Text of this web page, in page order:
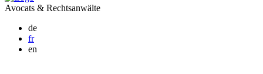
Avocats & Rechtsanwälte
de
fr
en